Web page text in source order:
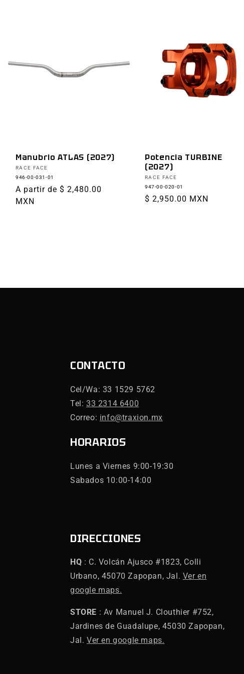
Manubrio ATLAS (2027)
Proveedor:
RACE FACE
946-00-031-01
Precio
habitual
A partir de $ 2,480.00
MXN
Potencia TURBINE
(2027)
Proveedor:
RACE FACE
947-00-020-01
Precio
$ 2,950.00 MXN
CONTACTO
Cel/Wa: 33 1529 5762
Tel: 33 2314 6400
Correo: info@traxion.mx
HORARIOS
Lunes a Viernes 9:00-19:30
Sabados 10:00-14:00
DIRECCIONES
HQ : C. Volcán Ajusco #1823, Colli
Urbano, 45070 Zapopan, Jal. Ver en
google maps.
STORE : Av Manuel J. Clouthier #752,
Jardines de Guadalupe, 45030 Zapopan,
Jal. Ver en google maps.